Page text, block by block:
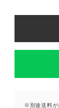
※別途送料が